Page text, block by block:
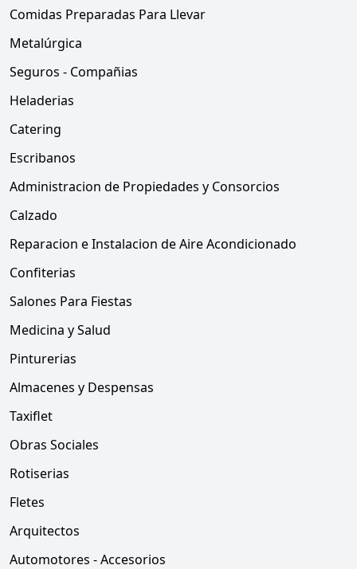
Comidas Preparadas Para Llevar
Metalúrgica
Seguros - Compañias
Heladerias
Catering
Escribanos
Administracion de Propiedades y Consorcios
Calzado
Reparacion e Instalacion de Aire Acondicionado
Confiterias
Salones Para Fiestas
Medicina y Salud
Pinturerias
Almacenes y Despensas
Taxiflet
Obras Sociales
Rotiserias
Fletes
Arquitectos
Automotores - Accesorios